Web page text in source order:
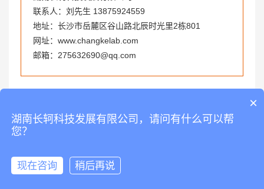
联系人：刘先生 13875924559
地址：长沙市岳麓区谷山路北辰时光里2栋801
网址：www.changkelab.com
邮箱：275632690@qq.com
下一篇：医院检验科实验室规划设计8大要点
×
湖南长轲科技发展有限公司，请问有什么可以帮
您？
现在咨询 稍后再说